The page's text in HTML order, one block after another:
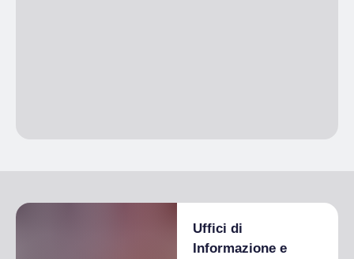
Uffici di
Informazione e